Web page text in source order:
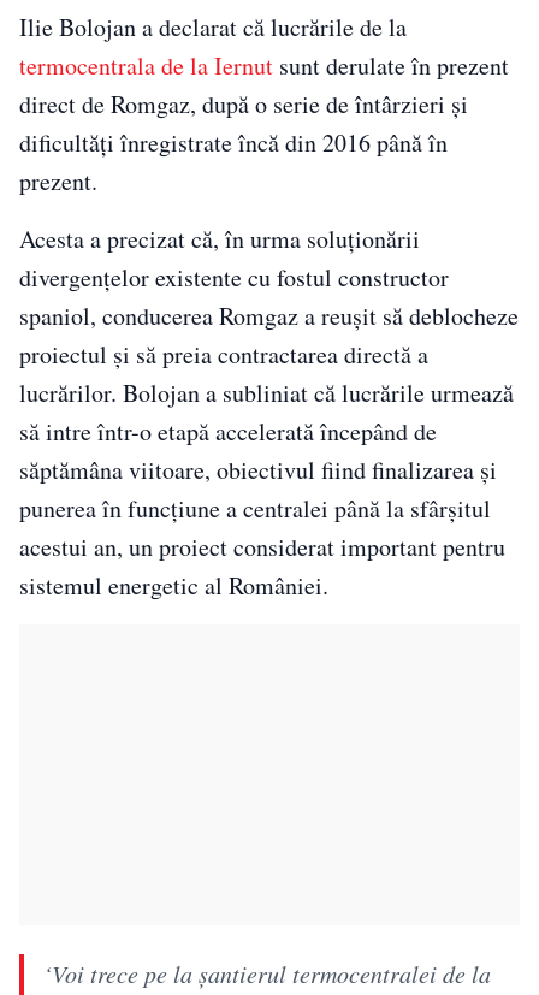
Ilie Bolojan a declarat că lucrările de la
termocentrala de la Iernut sunt derulate în prezent
direct de Romgaz, după o serie de întârzieri și
dificultăți înregistrate încă din 2016 până în
prezent.
Acesta a precizat că, în urma soluționării
divergențelor existente cu fostul constructor
spaniol, conducerea Romgaz a reușit să deblocheze
proiectul și să preia contractarea directă a
lucrărilor. Bolojan a subliniat că lucrările urmează
să intre într-o etapă accelerată începând de
săptămâna viitoare, obiectivul fiind finalizarea și
punerea în funcțiune a centralei până la sfârșitul
acestui an, un proiect considerat important pentru
sistemul energetic al României.
‘Voi trece pe la șantierul termocentralei de la